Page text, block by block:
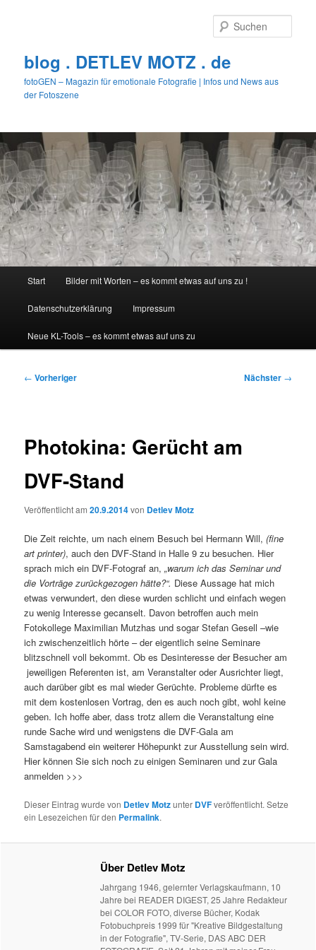
blog . DETLEV MOTZ . de
fotoGEN – Magazin für emotionale Fotografie | Infos und News aus
der Fotoszene
Start Bilder mit Worten – es kommt etwas auf uns zu !
Datenschutzerklärung Impressum
Neue KL-Tools – es kommt etwas auf uns zu
Beitragsnavigation
← Vorheriger Nächster →
Photokina: Gerücht am
DVF-Stand
Veröffentlicht am20.9.2014von Detlev Motz
Die Zeit reichte, um nach einem Besuch bei Hermann Will,(fine
art printer), auch den DVF-Stand in Halle 9 zu besuchen. Hier
sprach mich ein DVF-Fotograf an,„warum ich das Seminar und
die Vorträge zurückgezogen hätte?“. Diese Aussage hat mich
etwas verwundert, den diese wurden schlicht und einfach wegen
zu wenig Interesse gecanselt. Davon betroffen auch mein
Fotokollege Maximilian Mutzhas und sogar Stefan Gesell –wie
ich zwischenzeitlich hörte – der eigentlich seine Seminare
blitzschnell voll bekommt. Ob es Desinteresse der Besucher am
jeweiligen Referenten ist, am Veranstalter oder Ausrichter liegt,
auch darüber gibt es mal wieder Gerüchte. Probleme dürfte es
mit dem kostenlosen Vortrag, den es auch noch gibt, wohl keine
geben. Ich hoffe aber, dass trotz allem die Veranstaltung eine
runde Sache wird und wenigstens die DVF-Gala am
Samstagabend ein weiterer Höhepunkt zur Ausstellung sein wird.
Hier können Sie sich noch zu einigen Seminaren und zur Gala
anmelden >>>
Dieser Eintrag wurde von Detlev Motzunter DVFveröffentlicht. Setze
ein Lesezeichen für den Permalink.
Über Detlev Motz
Jahrgang 1946, gelernter Verlagskaufmann, 10
Jahre bei READER DIGEST, 25 Jahre Redakteur
bei COLOR FOTO, diverse Bücher, Kodak
Fotobuchpreis 1999 für "Kreative Bildgestaltung
in der Fotografie", TV-Serie, DAS ABC DER